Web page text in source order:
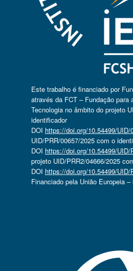
Este trabalho é financiado por
através da FCT – Fundação para
Tecnologia no âmbito do projeto
identificador
DOI https://doi.org/10.54499/UID/
UID/PRR/00657/2025 com o
DOI https://doi.org/10.54499/UID/
projeto UID/PRR2/04666/2025
DOI https://doi.org/10.54499/UID/
Financiado pela União Europeia